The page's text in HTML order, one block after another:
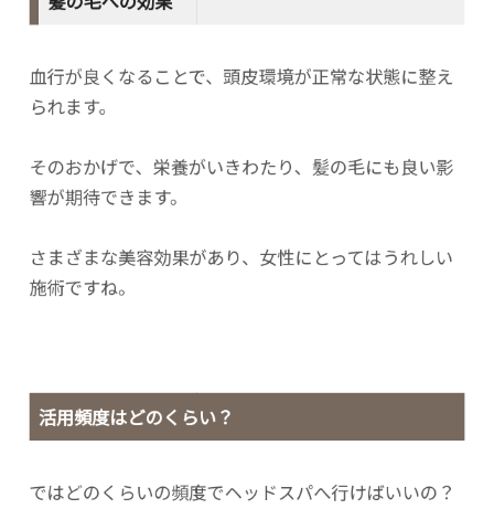
血行が良くなることで、頭皮環境が正常な状態に整え
られます。
そのおかげで、栄養がいきわたり、髪の毛にも良い影
響が期待できます。
さまざまな美容効果があり、女性にとってはうれしい
施術ですね。
活用頻度はどのくらい？
ではどのくらいの頻度でヘッドスパへ行けばいいの？